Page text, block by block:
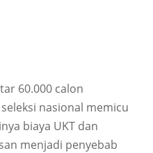
60.000 calon
nasional memicu
biaya UKT dan
menjadi penyebab